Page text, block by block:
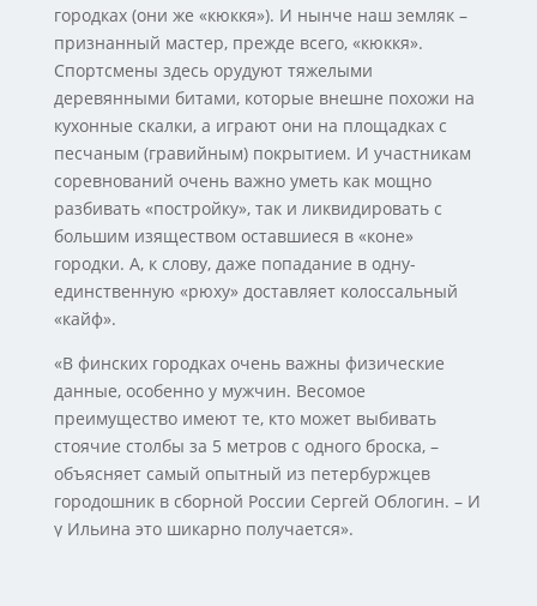
городках (они же «кюккя»). И нынче наш земляк –
признанный мастер, прежде всего, «кюккя».
Спортсмены здесь орудуют тяжелыми
деревянными битами, которые внешне похожи на
кухонные скалки, а играют они на площадках с
песчаным (гравийным) покрытием. И участникам
соревнований очень важно уметь как мощно
разбивать «постройку», так и ликвидировать с
большим изяществом оставшиеся в «коне»
городки. А, к слову, даже попадание в одну-
единственную «рюху» доставляет колоссальный
«кайф».
«В финских городках очень важны физические
данные, особенно у мужчин. Весомое
преимущество имеют те, кто может выбивать
стоячие столбы за 5 метров с одного броска, –
объясняет самый опытный из петербуржцев
городошник в сборной России Сергей Облогин. – И
у Ильина это шикарно получается».